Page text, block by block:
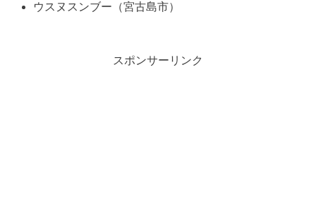
ウスヌスンブー（宮古島市）
スポンサーリンク